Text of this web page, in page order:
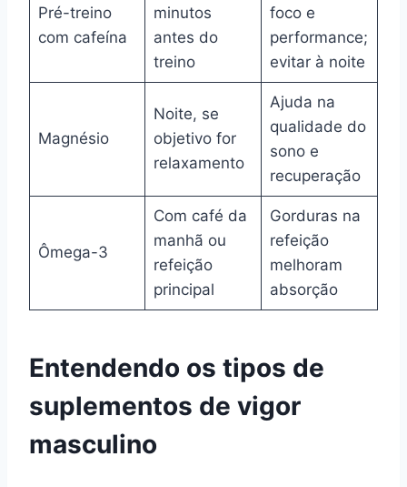
Pré-treino
com cafeína
minutos
antes do
treino
foco e
performance;
evitar à noite
Magnésio
Noite, se
objetivo for
relaxamento
Ajuda na
qualidade do
sono e
recuperação
Ômega-3
Com café da
manhã ou
refeição
principal
Gorduras na
refeição
melhoram
absorção
Entendendo os tipos de
suplementos de vigor
masculino